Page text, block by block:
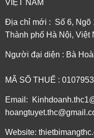
VIỆT NAM
Địa chỉ mới : Số 6, Ngõ
Thành phố Hà Nội, Việt
Người đại diện : Bà
MÃ SỐ THUẾ :
Email:
Website: